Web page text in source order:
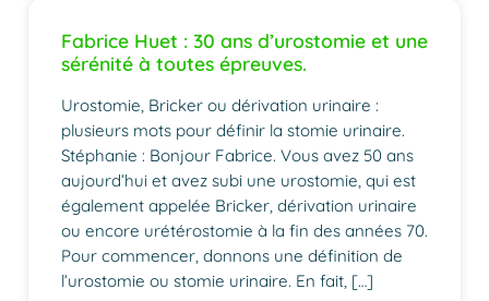
Fabrice Huet : 30 ans d’urostomie et une
sérénité à toutes épreuves.
Urostomie, Bricker ou dérivation urinaire :
plusieurs mots pour définir la stomie urinaire.
Stéphanie : Bonjour Fabrice. Vous avez 50 ans
aujourd’hui et avez subi une urostomie, qui est
également appelée Bricker, dérivation urinaire
ou encore urétérostomie à la fin des années 70.
Pour commencer, donnons une définition de
l’urostomie ou stomie urinaire. En fait, […]